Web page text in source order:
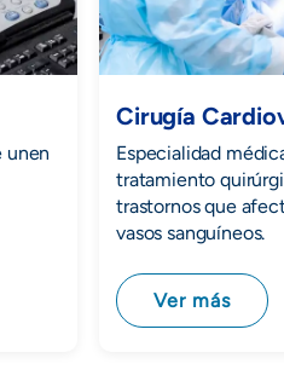
unen
Cirugía
Especialidad
tratamiento
trastornos que
vasos sanguíneos.
Ver más